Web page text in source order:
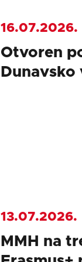
16.07.2026.
Otvoren
Dunavsko
13.07.2026.
MMH na